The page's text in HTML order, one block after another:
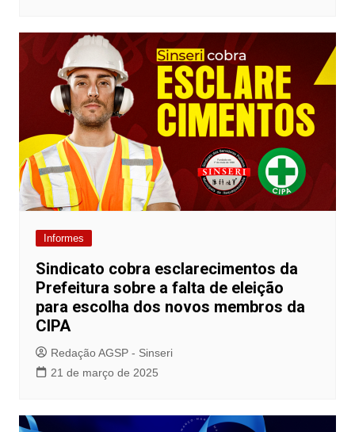
Informes
Sindicato cobra esclarecimentos da
Prefeitura sobre a falta de eleição
para escolha dos novos membros da
CIPA
Redação AGSP - Sinseri
21 de março de 2025